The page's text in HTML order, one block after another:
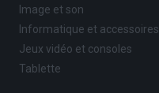
Image et son
Informatique et accessoires
Jeux vidéo et consoles
Tablette